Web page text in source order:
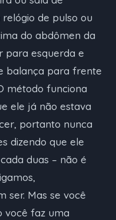
de pulso ou
do abdômen da
para esquerda e
balança para frente
método funciona
ele já não estava
portanto nunca
dizendo que ele
duas – não é
ser. Mas se você
você faz uma